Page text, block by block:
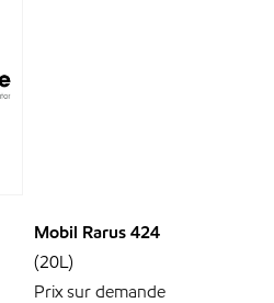
Mobil Rarus 424
(20L)
Prix sur demande